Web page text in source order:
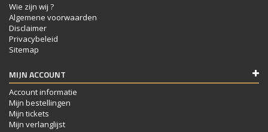
Wie zijn wij ?
Algemene voorwaarden
Disclaimer
Privacybeleid
Sitemap
MIJN ACCOUNT
Account informatie
Mijn bestellingen
Mijn tickets
Mijn verlanglijst